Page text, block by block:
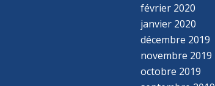
février 2020
janvier 2020
décembre 2019
novembre 2019
octobre 2019